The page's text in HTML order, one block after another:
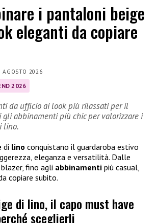
i pantaloni beige
eleganti da copiare
AGOSTO 2026
2026
da ufficio ai look più rilassati per il
abbinamenti più chic per valorizzare i
lino.
di lino conquistano il guardaroba estivo
eleganza e versatilità. Dalle
fino agli abbinamenti più casual,
copiare subito.
di lino, il capo must have
sceglierli